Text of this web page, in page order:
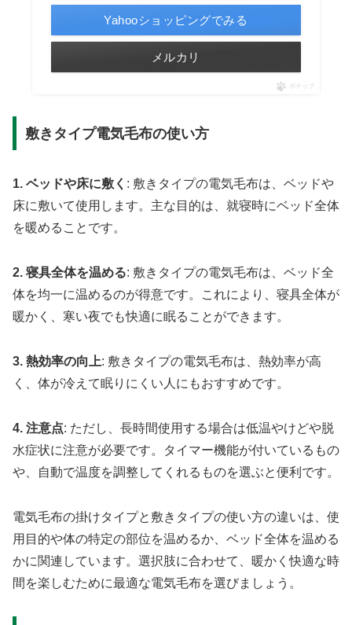
Yahooショッピングでみる
メルカリ
ポチップ
敷きタイプ電気毛布の使い方
1. ベッドや床に敷く : 敷きタイプの電気毛布は、ベッドや
床に敷いて使用します。主な目的は、就寝時にベッド全体
を暖めることです。
2. 寝具全体を温める: 敷きタイプの電気毛布は、ベッド全
体を均一に温めるのが得意です。これにより、寝具全体が
暖かく、寒い夜でも快適に眠ることができます。
3. 熱効率の向上: 敷きタイプの電気毛布は、熱効率が高
く、体が冷えて眠りにくい人にもおすすめです。
4. 注意点: ただし、長時間使用する場合は低温やけどや脱
水症状に注意が必要です。タイマー機能が付いているもの
や、自動で温度を調整してくれるものを選ぶと便利です。
電気毛布の掛けタイプと敷きタイプの使い方の違いは、使
用目的や体の特定の部位を温めるか、ベッド全体を温める
かに関連しています。選択肢に合わせて、暖かく快適な時
間を楽しむために最適な電気毛布を選びましょう。